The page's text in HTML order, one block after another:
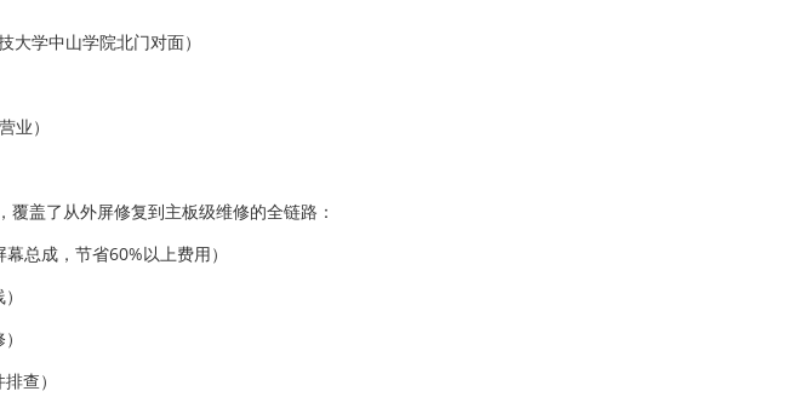
学中山学院北门对面）
业）
盖了从外屏修复到主板级维修的全链路：
总成，节省60%以上费用）
查）